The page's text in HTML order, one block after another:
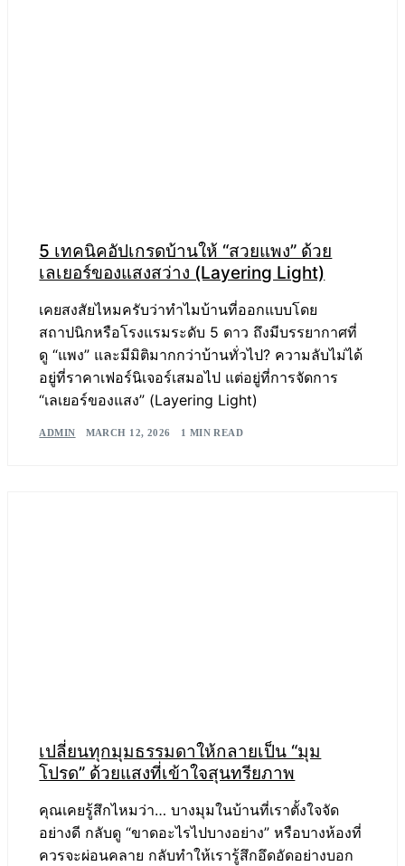
5 เทคนิคอัปเกรดบ้านให้ “สวยแพง” ด้วย
เลเยอร์ของแสงสว่าง (Layering Light)
เคยสงสัยไหมครับว่าทำไมบ้านที่ออกแบบโดย
สถาปนิกหรือโรงแรมระดับ 5 ดาว ถึงมีบรรยากาศที่
ดู “แพง” และมีมิติมากกว่าบ้านทั่วไป? ความลับไม่ได้
อยู่ที่ราคาเฟอร์นิเจอร์เสมอไป แต่อยู่ที่การจัดการ
“เลเยอร์ของแสง” (Layering Light)
ADMIN MARCH 12, 2026 1 MIN READ
เปลี่ยนทุกมุมธรรมดาให้กลายเป็น “มุม
โปรด” ด้วยแสงที่เข้าใจสุนทรียภาพ
คุณเคยรู้สึกไหมว่า… บางมุมในบ้านที่เราตั้งใจจัด
อย่างดี กลับดู “ขาดอะไรไปบางอย่าง” หรือบางห้องที่
ควรจะผ่อนคลาย กลับทำให้เรารู้สึกอึดอัดอย่างบอก